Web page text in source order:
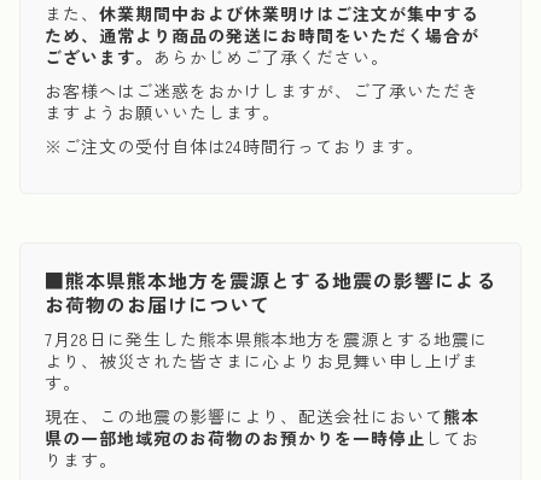
また、 休業期間中および休業明けはご注文が集中する
ため、通常より商品の発送にお時間をいただく場合が
ございます。 あらかじめご了承ください。
お客様へはご迷惑をおかけしますが、ご了承いただき
ますようお願いいたします。
※ご注文の受付自体は24時間行っております。
■熊本県熊本地方を震源とする地震の影響による
お荷物のお届けについて
7月28日に発生した熊本県熊本地方を震源とする地震に
より、被災された皆さまに心よりお見舞い申し上げま
す。
現在、この地震の影響により、配送会社において熊本
県の一部地域宛のお荷物のお預かりを一時停止 してお
ります。